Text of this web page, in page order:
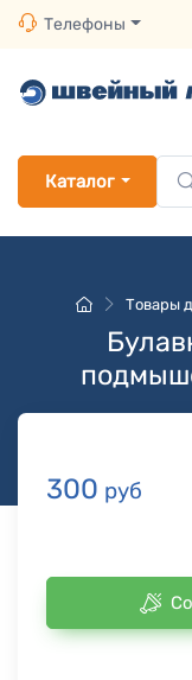
Телефоны
Каталог
Товары
300 руб